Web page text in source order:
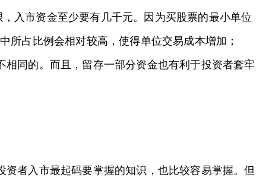
入市资金至少要有几千元。因为买股票的最小单位
占比例会相对较高，使得单位交易成本增加；
同的。而且，留存一部分资金也有利于投资者套牢
者入市最起码要掌握的知识，也比较容易掌握。但